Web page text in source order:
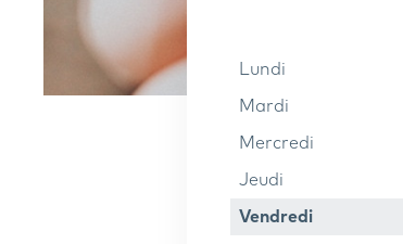
Lundi
Mardi
Mercredi
Jeudi
Vendredi